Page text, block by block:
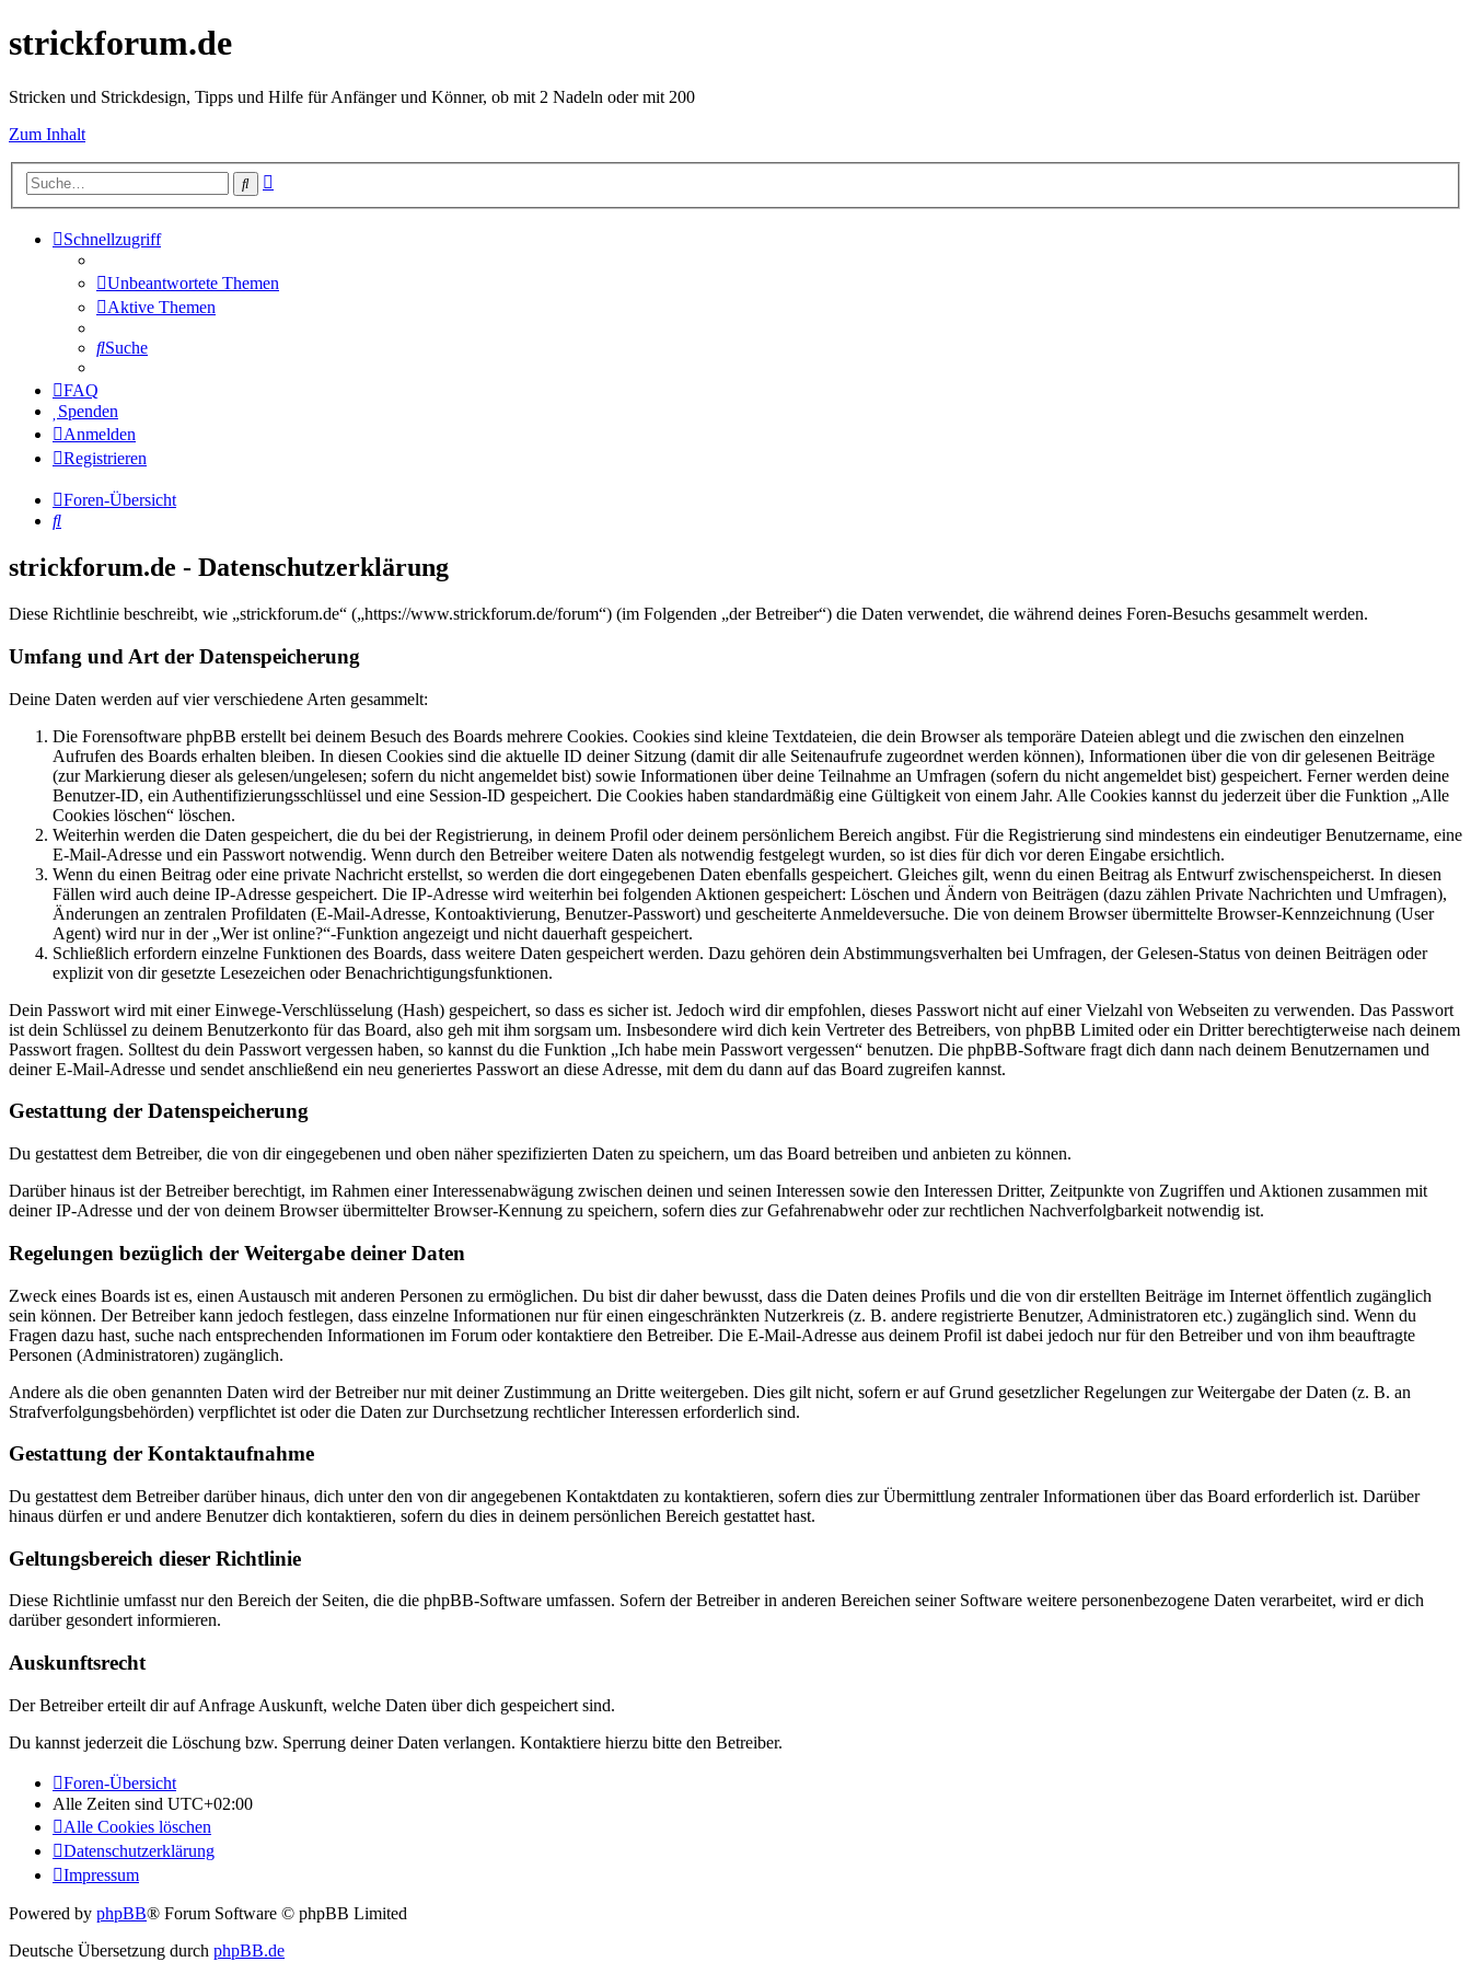
strickforum.de
Stricken und Strickdesign, Tipps und Hilfe für Anfänger und Könner, ob mit 2 Nadeln oder mit 200
Zum Inhalt
Suche
Schnellzugriff
Unbeantwortete Themen
Aktive Themen
Suche
FAQ
Spenden
Anmelden
Registrieren
Foren-Übersicht
Suche
strickforum.de - Datenschutzerklärung
Diese Richtlinie beschreibt, wie „strickforum.de“ („https://www.strickforum.de/forum“) (im Folgenden „der Betreiber“) die Daten verwendet, die während deines Foren-Besuchs gesammelt werden.
Umfang und Art der Datenspeicherung
Deine Daten werden auf vier verschiedene Arten gesammelt:
Die Forensoftware phpBB erstellt bei deinem Besuch des Boards mehrere Cookies. Cookies sind kleine Textdateien, die dein Browser als temporäre Dateien ablegt und die zwischen den einzelnen
Aufrufen des Boards erhalten bleiben. In diesen Cookies sind die aktuelle ID deiner Sitzung (damit dir alle Seitenaufrufe zugeordnet werden können), Informationen über die von dir gelesenen Beiträge
(zur Markierung dieser als gelesen/ungelesen; sofern du nicht angemeldet bist) sowie Informationen über deine Teilnahme an Umfragen (sofern du nicht angemeldet bist) gespeichert. Ferner werden deine
Benutzer-ID, ein Authentifizierungsschlüssel und eine Session-ID gespeichert. Die Cookies haben standardmäßig eine Gültigkeit von einem Jahr. Alle Cookies kannst du jederzeit über die Funktion „Alle
Cookies löschen“ löschen.
Weiterhin werden die Daten gespeichert, die du bei der Registrierung, in deinem Profil oder deinem persönlichem Bereich angibst. Für die Registrierung sind mindestens ein eindeutiger Benutzername, eine
E-Mail-Adresse und ein Passwort notwendig. Wenn durch den Betreiber weitere Daten als notwendig festgelegt wurden, so ist dies für dich vor deren Eingabe ersichtlich.
Wenn du einen Beitrag oder eine private Nachricht erstellst, so werden die dort eingegebenen Daten ebenfalls gespeichert. Gleiches gilt, wenn du einen Beitrag als Entwurf zwischenspeicherst. In diesen
Fällen wird auch deine IP-Adresse gespeichert. Die IP-Adresse wird weiterhin bei folgenden Aktionen gespeichert: Löschen und Ändern von Beiträgen (dazu zählen Private Nachrichten und Umfragen),
Änderungen an zentralen Profildaten (E-Mail-Adresse, Kontoaktivierung, Benutzer-Passwort) und gescheiterte Anmeldeversuche. Die von deinem Browser übermittelte Browser-Kennzeichnung (User
Agent) wird nur in der „Wer ist online?“-Funktion angezeigt und nicht dauerhaft gespeichert.
Schließlich erfordern einzelne Funktionen des Boards, dass weitere Daten gespeichert werden. Dazu gehören dein Abstimmungsverhalten bei Umfragen, der Gelesen-Status von deinen Beiträgen oder
explizit von dir gesetzte Lesezeichen oder Benachrichtigungsfunktionen.
Dein Passwort wird mit einer Einwege-Verschlüsselung (Hash) gespeichert, so dass es sicher ist. Jedoch wird dir empfohlen, dieses Passwort nicht auf einer Vielzahl von Webseiten zu verwenden. Das Passwort
ist dein Schlüssel zu deinem Benutzerkonto für das Board, also geh mit ihm sorgsam um. Insbesondere wird dich kein Vertreter des Betreibers, von phpBB Limited oder ein Dritter berechtigterweise nach deinem
Passwort fragen. Solltest du dein Passwort vergessen haben, so kannst du die Funktion „Ich habe mein Passwort vergessen“ benutzen. Die phpBB-Software fragt dich dann nach deinem Benutzernamen und
deiner E-Mail-Adresse und sendet anschließend ein neu generiertes Passwort an diese Adresse, mit dem du dann auf das Board zugreifen kannst.
Gestattung der Datenspeicherung
Du gestattest dem Betreiber, die von dir eingegebenen und oben näher spezifizierten Daten zu speichern, um das Board betreiben und anbieten zu können.
Darüber hinaus ist der Betreiber berechtigt, im Rahmen einer Interessenabwägung zwischen deinen und seinen Interessen sowie den Interessen Dritter, Zeitpunkte von Zugriffen und Aktionen zusammen mit
deiner IP-Adresse und der von deinem Browser übermittelter Browser-Kennung zu speichern, sofern dies zur Gefahrenabwehr oder zur rechtlichen Nachverfolgbarkeit notwendig ist.
Regelungen bezüglich der Weitergabe deiner Daten
Zweck eines Boards ist es, einen Austausch mit anderen Personen zu ermöglichen. Du bist dir daher bewusst, dass die Daten deines Profils und die von dir erstellten Beiträge im Internet öffentlich zugänglich
sein können. Der Betreiber kann jedoch festlegen, dass einzelne Informationen nur für einen eingeschränkten Nutzerkreis (z. B. andere registrierte Benutzer, Administratoren etc.) zugänglich sind. Wenn du
Fragen dazu hast, suche nach entsprechenden Informationen im Forum oder kontaktiere den Betreiber. Die E-Mail-Adresse aus deinem Profil ist dabei jedoch nur für den Betreiber und von ihm beauftragte
Personen (Administratoren) zugänglich.
Andere als die oben genannten Daten wird der Betreiber nur mit deiner Zustimmung an Dritte weitergeben. Dies gilt nicht, sofern er auf Grund gesetzlicher Regelungen zur Weitergabe der Daten (z. B. an
Strafverfolgungsbehörden) verpflichtet ist oder die Daten zur Durchsetzung rechtlicher Interessen erforderlich sind.
Gestattung der Kontaktaufnahme
Du gestattest dem Betreiber darüber hinaus, dich unter den von dir angegebenen Kontaktdaten zu kontaktieren, sofern dies zur Übermittlung zentraler Informationen über das Board erforderlich ist. Darüber
hinaus dürfen er und andere Benutzer dich kontaktieren, sofern du dies in deinem persönlichen Bereich gestattet hast.
Geltungsbereich dieser Richtlinie
Diese Richtlinie umfasst nur den Bereich der Seiten, die die phpBB-Software umfassen. Sofern der Betreiber in anderen Bereichen seiner Software weitere personenbezogene Daten verarbeitet, wird er dich
darüber gesondert informieren.
Auskunftsrecht
Der Betreiber erteilt dir auf Anfrage Auskunft, welche Daten über dich gespeichert sind.
Du kannst jederzeit die Löschung bzw. Sperrung deiner Daten verlangen. Kontaktiere hierzu bitte den Betreiber.
Foren-Übersicht
Alle Zeiten sind UTC+02:00
Alle Cookies löschen
Datenschutzerklärung
Impressum
Powered by phpBB® Forum Software © phpBB Limited
Deutsche Übersetzung durch phpBB.de